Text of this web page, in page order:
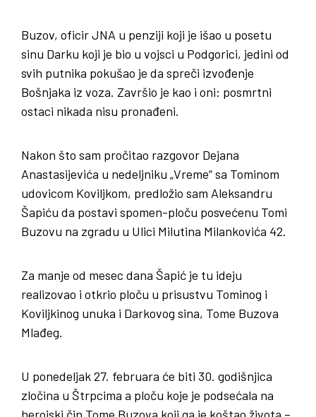
Buzov, oficir JNA u penziji koji je išao u posetu
sinu Darku koji je bio u vojsci u Podgorici, jedini od
svih putnika pokušao je da spreči izvođenje
Bošnjaka iz voza. Završio je kao i oni: posmrtni
ostaci nikada nisu pronađeni.
Nakon što sam pročitao razgovor Dejana
Anastasijevića u nedeljniku „Vreme“ sa Tominom
udovicom Koviljkom, predložio sam Aleksandru
Šapiću da postavi spomen-ploču posvećenu Tomi
Buzovu na zgradu u Ulici Milutina Milankovića 42.
Za manje od mesec dana Šapić je tu ideju
realizovao i otkrio ploču u prisustvu Tominog i
Koviljkinog unuka i Darkovog sina, Tome Buzova
Mlađeg.
U ponedeljak 27. februara će biti 30. godišnjica
zločina u Štrpcima a ploču koje je podsećala na